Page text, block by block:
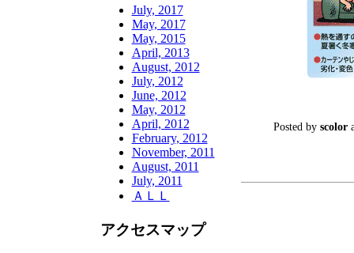
July, 2017
May, 2017
May, 2015
April, 2013
August, 2012
July, 2012
June, 2012
May, 2012
April, 2012
February, 2012
November, 2011
August, 2011
July, 2011
ＡＬＬ
アクセスマップ
Posted by scolor